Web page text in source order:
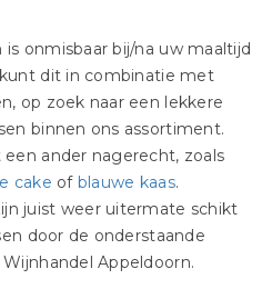
onmisbaar bij/na uw maaltijd
dit in combinatie met
op zoek naar een lekkere
binnen ons assortiment.
ander nagerecht, zoals
cake of blauwe kaas.
juist weer uitermate schikt
door de onderstaande
Appeldoorn.